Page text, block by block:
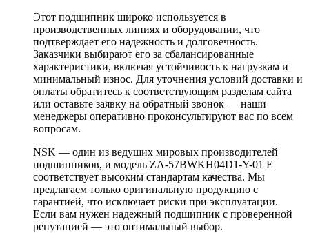
Этот подшипник широко используется в
производственных линиях и оборудовании, что
подтверждает его надежность и долговечность.
Заказчики выбирают его за сбалансированные
характеристики, включая устойчивость к нагрузкам и
минимальный износ. Для уточнения условий доставки и
оплаты обратитесь к соответствующим разделам сайта
или оставьте заявку на обратный звонок — наши
менеджеры оперативно проконсультируют вас по всем
вопросам.
NSK — один из ведущих мировых производителей
подшипников, и модель ZA-57BWKH04D1-Y-01 E
соответствует высоким стандартам качества. Мы
предлагаем только оригинальную продукцию с
гарантией, что исключает риски при эксплуатации.
Если вам нужен надежный подшипник с проверенной
репутацией — это оптимальный выбор.